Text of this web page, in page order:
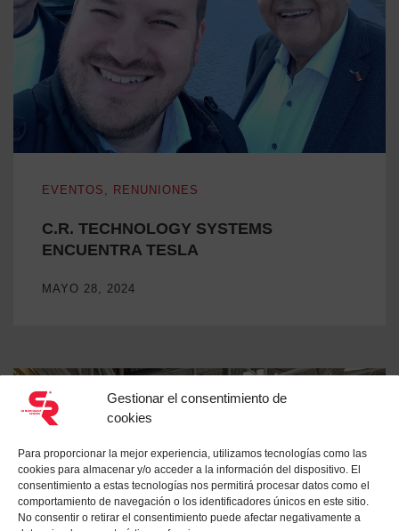
Gestionar el consentimiento de
cookies
Para proporcionar la mejor experiencia, utilizamos tecnologías como las
cookies para almacenar y/o acceder a la información del dispositivo. El
consentimiento a estas tecnologías nos permitirá procesar datos como el
comportamiento de navegación o los identificadores únicos en este sitio.
No consentir o retirar el consentimiento puede afectar negativamente a
EVENTOS , RENUNIONES
C.R. TECHNOLOGY SYSTEMS
ENCUENTRA TESLA
MAYO 28, 2024